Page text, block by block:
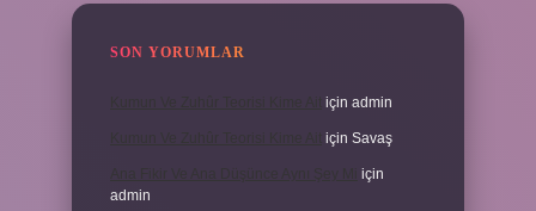
SON YORUMLAR
için admin
için Savaş
için
admin